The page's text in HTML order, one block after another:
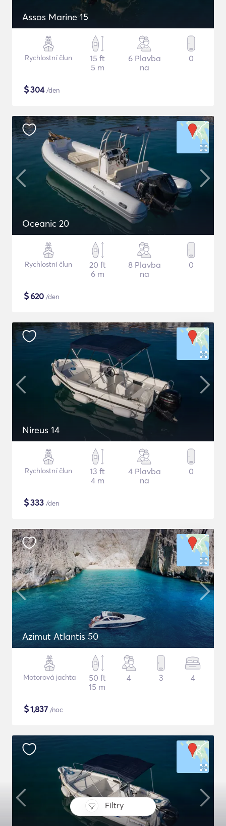
Filtry
Assos Marine 15
Rychlostní člun
15 ft
5 m
6 Plavba
na
0
$304/den
Oceanic 20
Rychlostní člun
20 ft
6 m
8 Plavba
na
0
$620 /den
Nireus 14
Rychlostní člun
13 ft
4 m
4 Plavba
na
0
$333 /den
Azimut Atlantis 50
Motorová jachta
50 ft
15 m
4 3 4
$1,837 /noc